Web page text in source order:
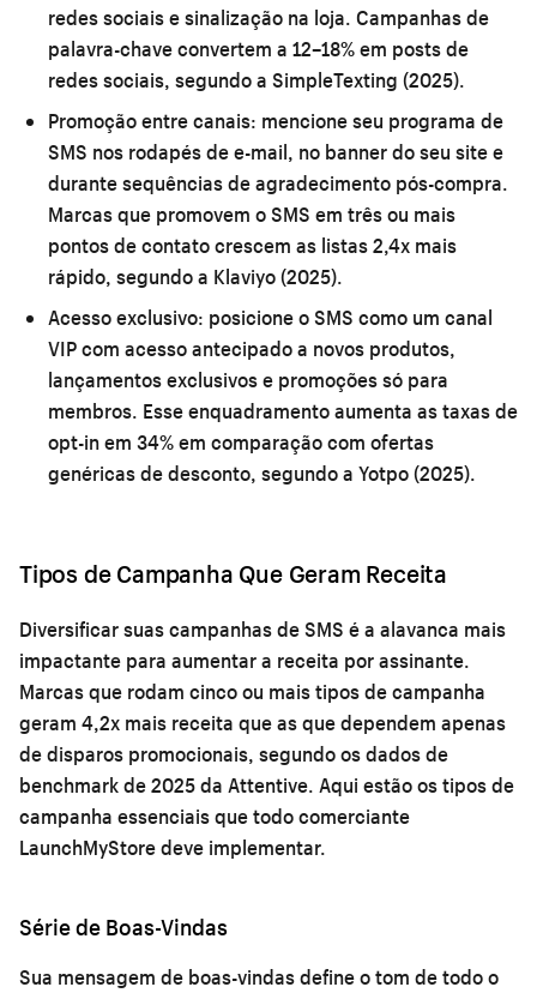
redes sociais e sinalização na loja. Campanhas de
palavra-chave convertem a 12–18% em posts de
redes sociais, segundo a SimpleTexting (2025).
Promoção entre canais: mencione seu programa de
SMS nos rodapés de e-mail, no banner do seu site e
durante sequências de agradecimento pós-compra.
Marcas que promovem o SMS em três ou mais
pontos de contato crescem as listas 2,4x mais
rápido, segundo a Klaviyo (2025).
Acesso exclusivo: posicione o SMS como um canal
VIP com acesso antecipado a novos produtos,
lançamentos exclusivos e promoções só para
membros. Esse enquadramento aumenta as taxas de
opt-in em 34% em comparação com ofertas
genéricas de desconto, segundo a Yotpo (2025).
Tipos de Campanha Que Geram Receita
Diversificar suas campanhas de SMS é a alavanca mais
impactante para aumentar a receita por assinante.
Marcas que rodam cinco ou mais tipos de campanha
geram 4,2x mais receita que as que dependem apenas
de disparos promocionais, segundo os dados de
benchmark de 2025 da Attentive. Aqui estão os tipos de
campanha essenciais que todo comerciante
LaunchMyStore deve implementar.
Série de Boas-Vindas
Sua mensagem de boas-vindas define o tom de todo o